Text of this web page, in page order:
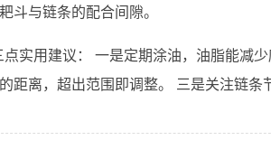
斗与链条的配合间隙。
点实用建议： 一是定期涂油，油脂能减
距离，超出范围即调整。 三是关注链